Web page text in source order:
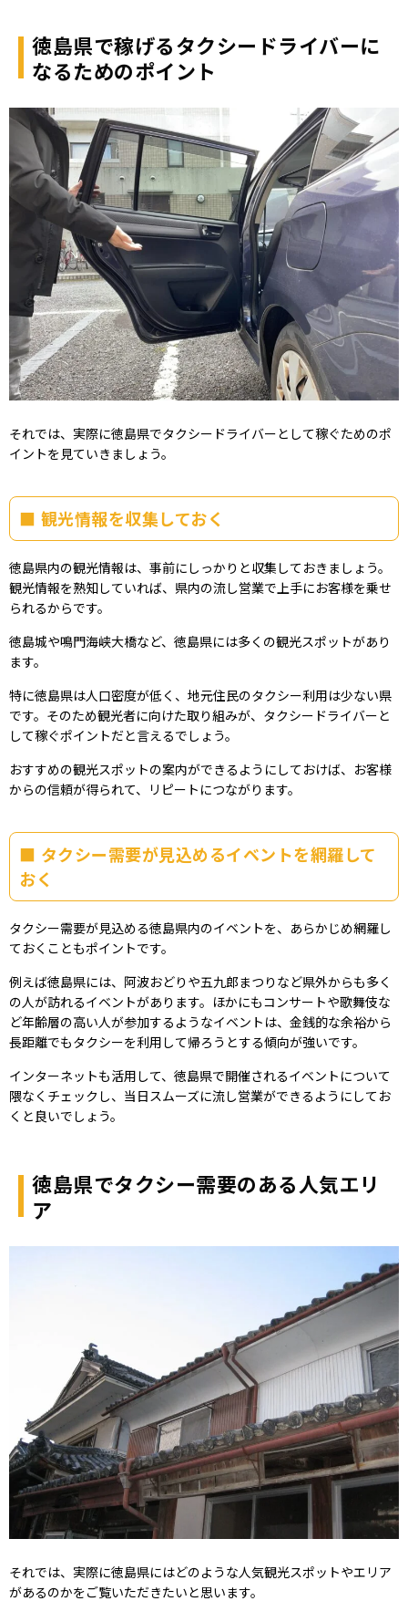
徳島県で稼げるタクシードライバーに
なるためのポイント
それでは、実際に徳島県でタクシードライバーとして稼ぐためのポ
イントを見ていきましょう。
観光情報を収集しておく
徳島県内の観光情報は、事前にしっかりと収集しておきましょう。
観光情報を熟知していれば、県内の流し営業で上手にお客様を乗せ
られるからです。
徳島城や鳴門海峡大橋など、徳島県には多くの観光スポットがあり
ます。
特に徳島県は人口密度が低く、地元住民のタクシー利用は少ない県
です。そのため観光者に向けた取り組みが、タクシードライバーと
して稼ぐポイントだと言えるでしょう。
おすすめの観光スポットの案内ができるようにしておけば、お客様
からの信頼が得られて、リピートにつながります。
タクシー需要が見込めるイベントを網羅して
おく
タクシー需要が見込める徳島県内のイベントを、あらかじめ網羅し
ておくこともポイントです。
例えば徳島県には、阿波おどりや五九郎まつりなど県外からも多く
の人が訪れるイベントがあります。ほかにもコンサートや歌舞伎な
ど年齢層の高い人が参加するようなイベントは、金銭的な余裕から
長距離でもタクシーを利用して帰ろうとする傾向が強いです。
インターネットも活用して、徳島県で開催されるイベントについて
隈なくチェックし、当日スムーズに流し営業ができるようにしてお
くと良いでしょう。
徳島県でタクシー需要のある人気エリ
ア
それでは、実際に徳島県にはどのような人気観光スポットやエリア
があるのかをご覧いただきたいと思います。